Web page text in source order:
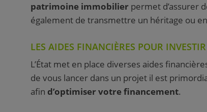
patrimoine immobilier permet d’assurer
également de transmettre un héritage ou
LES AIDES FINANCIÈRES POUR
L’État met en place diverses aides
de vous lancer dans un projet il est
afin d’optimiser votre financement.